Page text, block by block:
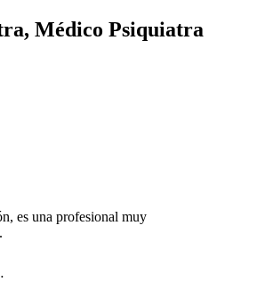
Médico Psiquiatra
es una profesional muy